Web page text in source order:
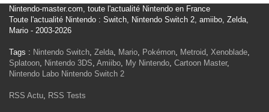
Nintendo-master.com, toute l'actualité Nintendo en France
Toute l'actualité Nintendo : Switch, Nintendo Switch 2, amiibo, Zelda,
Mario - 2003-2026
Tags : Nintendo Switch, Zelda, Mario, Pokémon, Metroid, Xenoblade,
Splatoon, Nintendo 3DS, Amiibo, My Nintendo, Cartoon Master,
Nintendo Labo Nintendo Switch 2
RSS Actu, RSS Tests